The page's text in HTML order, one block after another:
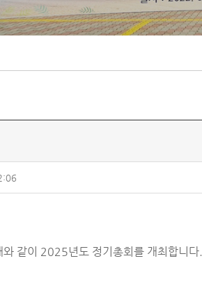
같이 2025년도 정기총회를 개최합니다.